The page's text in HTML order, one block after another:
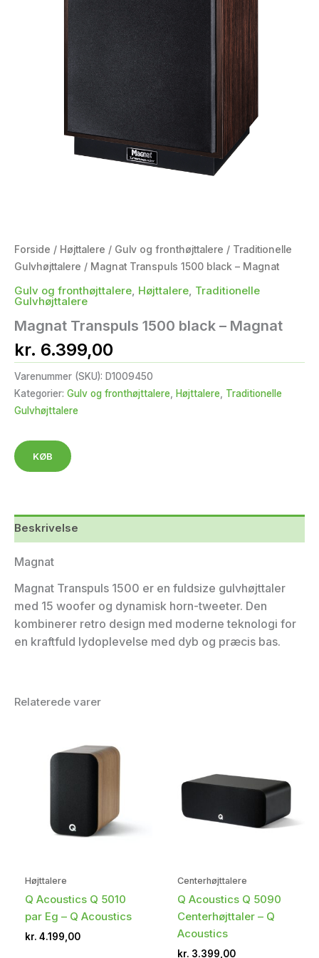
Forside / Højttalere / Gulv og fronthøjttalere / Traditionelle
Gulvhøjttalere / Magnat Transpuls 1500 black – Magnat
Gulv og fronthøjttalere, Højttalere, Traditionelle
Gulvhøjttalere
Magnat Transpuls 1500 black – Magnat
kr. 6.399,00
Varenummer (SKU): D1009450
Kategorier: Gulv og fronthøjttalere Højttalere
Traditionelle
Gulvhøjttalere
KØB
Beskrivelse
Magnat
Magnat Transpuls 1500 er en fuldsize gulvhøjttaler
med 15 woofer og dynamisk horn-tweeter. Den
kombinerer retro design med moderne teknologi for
en kraftfuld lydoplevelse med dyb og præcis bas.
Relaterede varer
Højttalere
Q Acoustics Q 5010
par Eg – Q Acoustics
kr. 4.199,00
Centerhøjttalere
Q Acoustics Q 5090
Centerhøjttaler – Q
Acoustics
kr. 3.399,00